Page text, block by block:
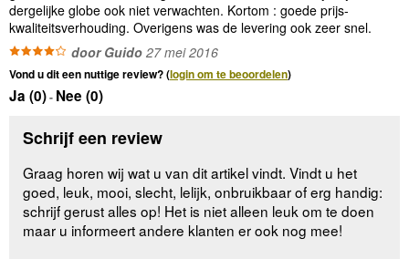
dergelijke globe ook niet verwachten. Kortom : goede prijs-
kwaliteitsverhouding. Overigens was de levering ook zeer snel.
door Guido 27 mei 2016
Vond u dit een nuttige review? (login om te beoordelen)
Ja (0)- Nee (0)
Schrijf een review
Graag horen wij wat u van dit artikel vindt. Vindt u het
goed, leuk, mooi, slecht, lelijk, onbruikbaar of erg handig:
schrijf gerust alles op! Het is niet alleen leuk om te doen
maar u informeert andere klanten er ook nog mee!